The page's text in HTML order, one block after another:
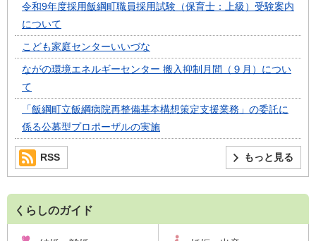
令和9年度採用飯綱町職員採用試験（保育士：上級）受験案内
について
こども家庭センターいいづな
ながの環境エネルギーセンター 搬入抑制月間（９月）につい
て
「飯綱町立飯綱病院再整備基本構想策定支援業務」の委託に
係る公募型プロポーザルの実施
もっと見る
RSS
くらしのガイド